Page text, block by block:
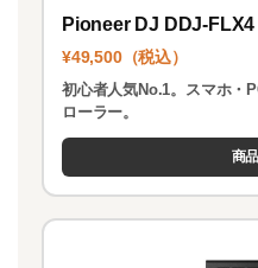
Pioneer DJ DDJ-FLX4
¥49,500（税込）
初心者人気No.1。スマホ・
ローラー。
商